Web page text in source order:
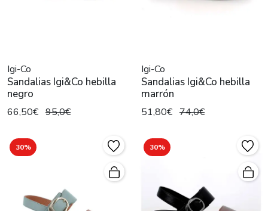
Igi-Co
Sandalias Igi&Co hebilla
negro
66,50€ 95,0€
Igi-Co
Sandalias Igi&Co hebilla
marrón
51,80€ 74,0€
30% 30%